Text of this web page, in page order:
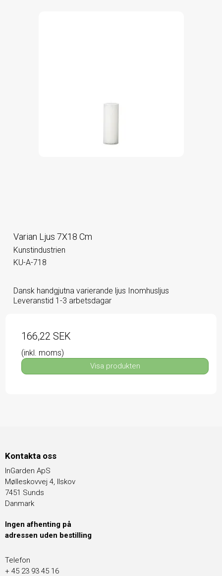
Varian Ljus 7X18 Cm
Kunstindustrien
KU-A-718
Dansk handgjutna varierande ljus Inomhusljus
Leveranstid 1-3 arbetsdagar
166,22 SEK
(inkl. moms)
Visa produkten
Kontakta oss
InGarden ApS
Mølleskovvej 4, Ilskov
7451 Sunds
Danmark
Ingen afhenting på
adressen uden bestilling
Telefon
+ 45 23 93 45 16